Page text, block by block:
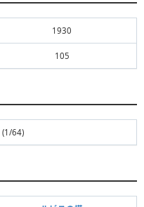
1930
105
(1/64)